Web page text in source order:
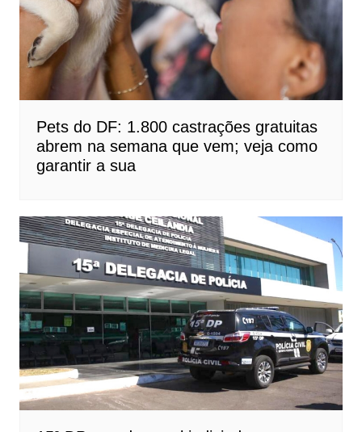
Pets do DF: 1.800 castrações gratuitas
abrem na semana que vem; veja como
garantir a sua